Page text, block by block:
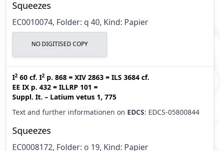
Squeezes
EC0010074, Folder: q 40, Kind: Papier
NO DIGITISED COPY
I2 60 cf. I2 p. 868 = XIV 2863 = ILS 3684 cf.
EE IX p. 432 = ILLRP 101 =
Suppl. It. – Latium vetus 1, 775
Text and further informationen on EDCS: EDCS-05800844
Squeezes
EC0008172, Folder: o 19, Kind: Papier